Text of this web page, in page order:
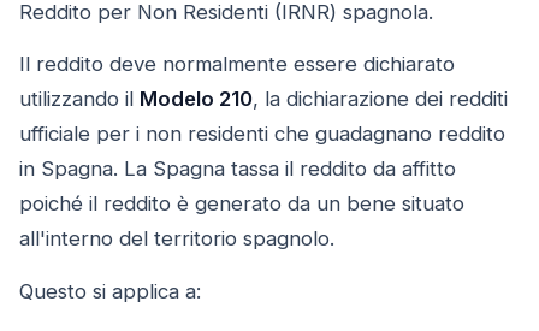
Reddito per Non Residenti (IRNR) spagnola.
Il reddito deve normalmente essere dichiarato
utilizzando il Modelo 210, la dichiarazione dei redditi
ufficiale per i non residenti che guadagnano reddito
in Spagna. La Spagna tassa il reddito da affitto
poiché il reddito è generato da un bene situato
all'interno del territorio spagnolo.
Questo si applica a: